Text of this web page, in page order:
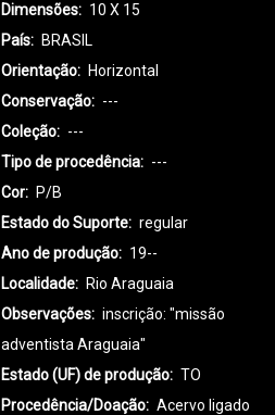
Dimensões
10 X 15
País
BRASIL
Orientação
Horizontal
Conservação
---
Coleção
---
Tipo de procedência
---
Cor
P/B
Estado do Suporte
regular
Ano de produção
19--
Localidade
Rio Araguaia
Observações
inscrição: "missão
adventista Araguaia"
Estado (UF) de produção
TO
Procedência/Doação
Acervo ligado